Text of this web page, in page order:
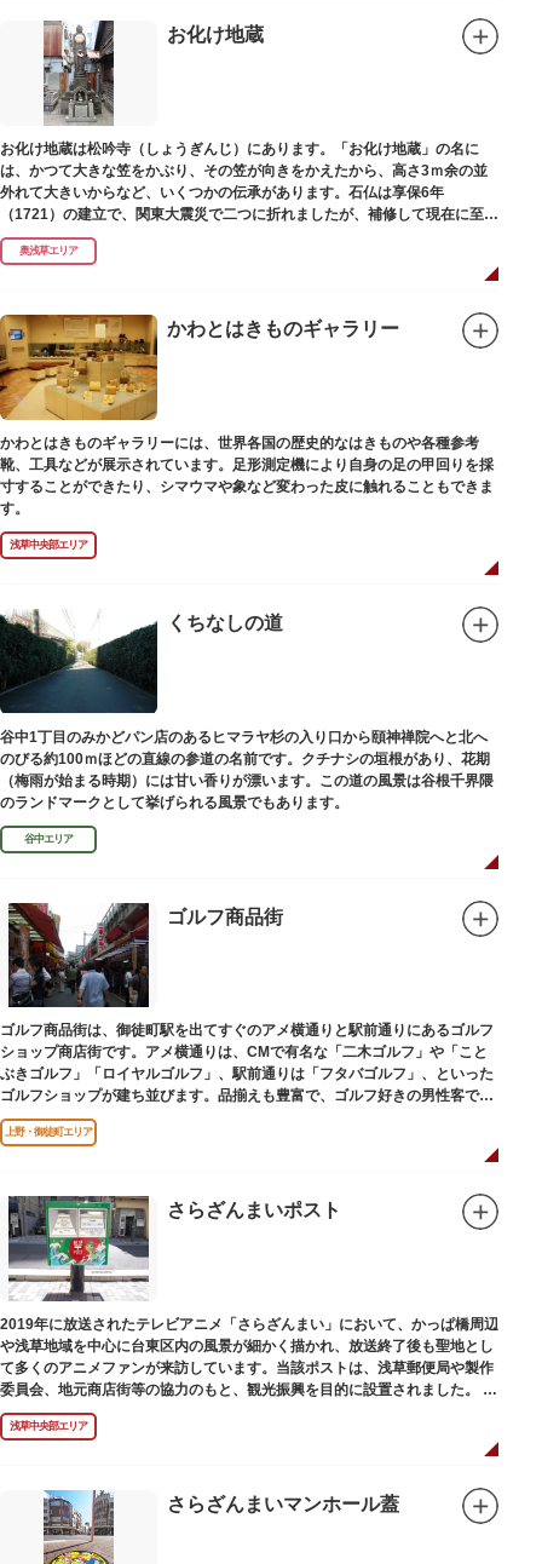
お化け地蔵
お化け地蔵は松吟寺（しょうぎんじ）にあります。「お化け地蔵」の名に
は、かつて大きな笠をかぶり、その笠が向きをかえたから、高さ3ｍ余の並
外れて大きいからなど、いくつかの伝承があります。石仏は享保6年
（1721）の建立で、関東大震災で二つに折れましたが、補修して現在に至っ
ています。常夜灯は、寛政2年（1790）に建てられました。
奥浅草エリア
かわとはきものギャラリー
かわとはきものギャラリーには、世界各国の歴史的なはきものや各種参考
靴、工具などが展示されています。足形測定機により自身の足の甲回りを採
寸することができたり、シマウマや象など変わった皮に触れることもできま
す。
浅草中央部エリア
くちなしの道
谷中1丁目のみかどパン店のあるヒマラヤ杉の入り口から頤神禅院へと北へ
のびる約100ｍほどの直線の参道の名前です。クチナシの垣根があり、花期
（梅雨が始まる時期）には甘い香りが漂います。この道の風景は谷根千界隈
のランドマークとして挙げられる風景でもあります。
谷中エリア
ゴルフ商品街
ゴルフ商品街は、御徒町駅を出てすぐのアメ横通りと駅前通りにあるゴルフ
ショップ商店街です。アメ横通りは、CMで有名な「二木ゴルフ」や「こと
ぶきゴルフ」「ロイヤルゴルフ」、駅前通りは「フタバゴルフ」、といった
ゴルフショップが建ち並びます。品揃えも豊富で、ゴルフ好きの男性客で賑
わっています。
上野・御徒町エリア
さらざんまいポスト
2019年に放送されたテレビアニメ「さらざんまい」において、かっぱ橋周辺
や浅草地域を中心に台東区内の風景が細かく描かれ、放送終了後も聖地とし
て多くのアニメファンが来訪しています。当該ポストは、浅草郵便局や製作
委員会、地元商店街等の協力のもと、観光振興を目的に設置されました。
<「さらざんまい」監督の幾原邦彦氏のコメント>
「実在する風景を舞台として制作したキャラクターたちが、このような形で
地域の方々にも受け入れていただけて大変嬉しいです。聖地巡礼のシンボル
設置年月日:令和3年3月10日
浅草中央部エリア
さらざんまいマンホール蓋